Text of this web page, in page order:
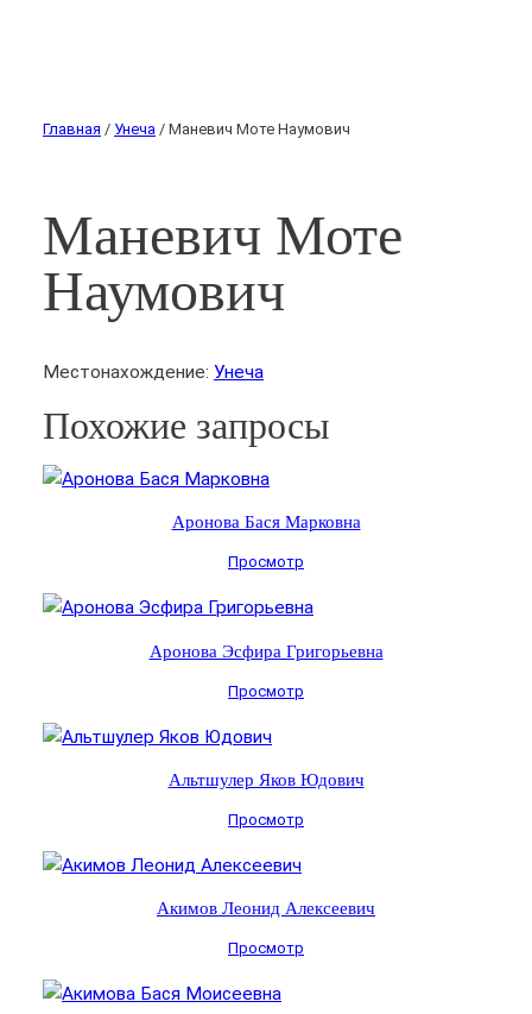
Главная / Унеча / Маневич Моте Наумович
Маневич Моте
Наумович
Местонахождение: Унеча
Похожие запросы
Аронова Бася Марковна
Просмотр
Аронова Эсфира Григорьевна
Просмотр
Альтшулер Яков Юдович
Просмотр
Акимов Леонид Алексеевич
Просмотр